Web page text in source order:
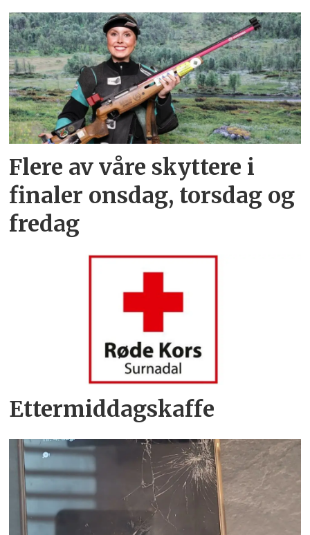
Flere av våre skyttere i
finaler onsdag, torsdag og
fredag
Ettermiddagskaffe